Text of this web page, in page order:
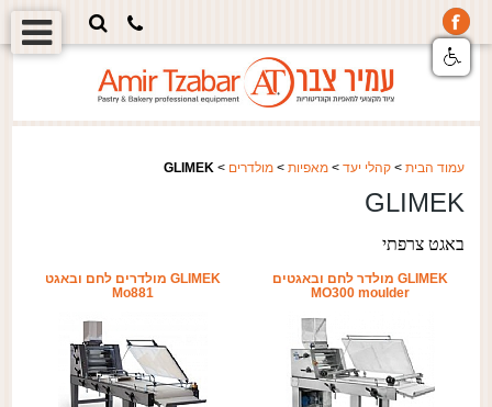
עמוד הבית> קהלי יעד> מאפיות> מולדרים >
GLIMEK
GLIMEK
באגט צרפתי
GLIMEK מולדר לחם ובאגטים
MO300 moulder
GLIMEK מולדרים לחם ובאגט
Mo881